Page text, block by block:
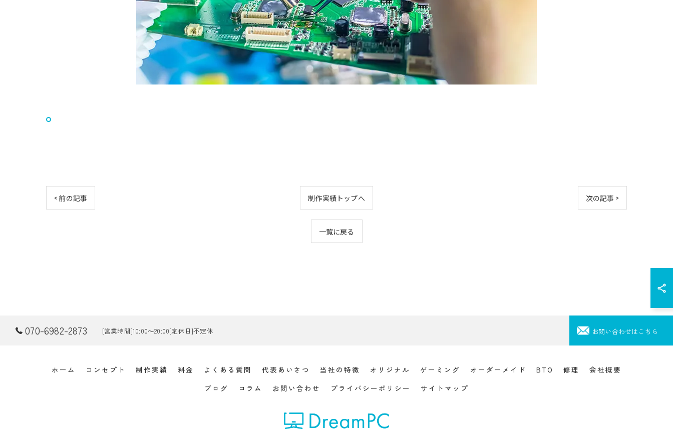
< 前の記事 制作実績トップへ 次の記事 >
一覧に戻る
070-6982-2873 [営業時間]10:00～20:00[定休日]不定休 お問い合わせはこちら
ホーム コンセプト 制作実績 料金 よくある質問 代表あいさつ 当社の特徴 オリジナル ゲーミング オーダーメイド BTO 修理
会社概要
ブログ
コラム お問い合わせ プライバシーポリシー サイトマップ
お問い合わせはこちら